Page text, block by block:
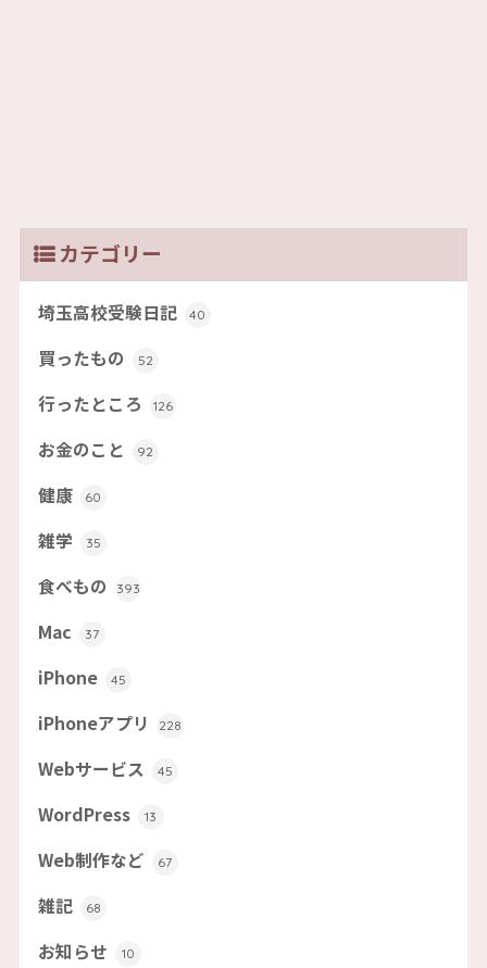
カテゴリー
埼玉高校受験日記 40
買ったもの 52
行ったところ 126
お金のこと 92
健康 60
雑学 35
食べもの 393
Mac 37
iPhone 45
iPhoneアプリ 228
Webサービス 45
WordPress 13
Web制作など 67
雑記 68
お知らせ 10